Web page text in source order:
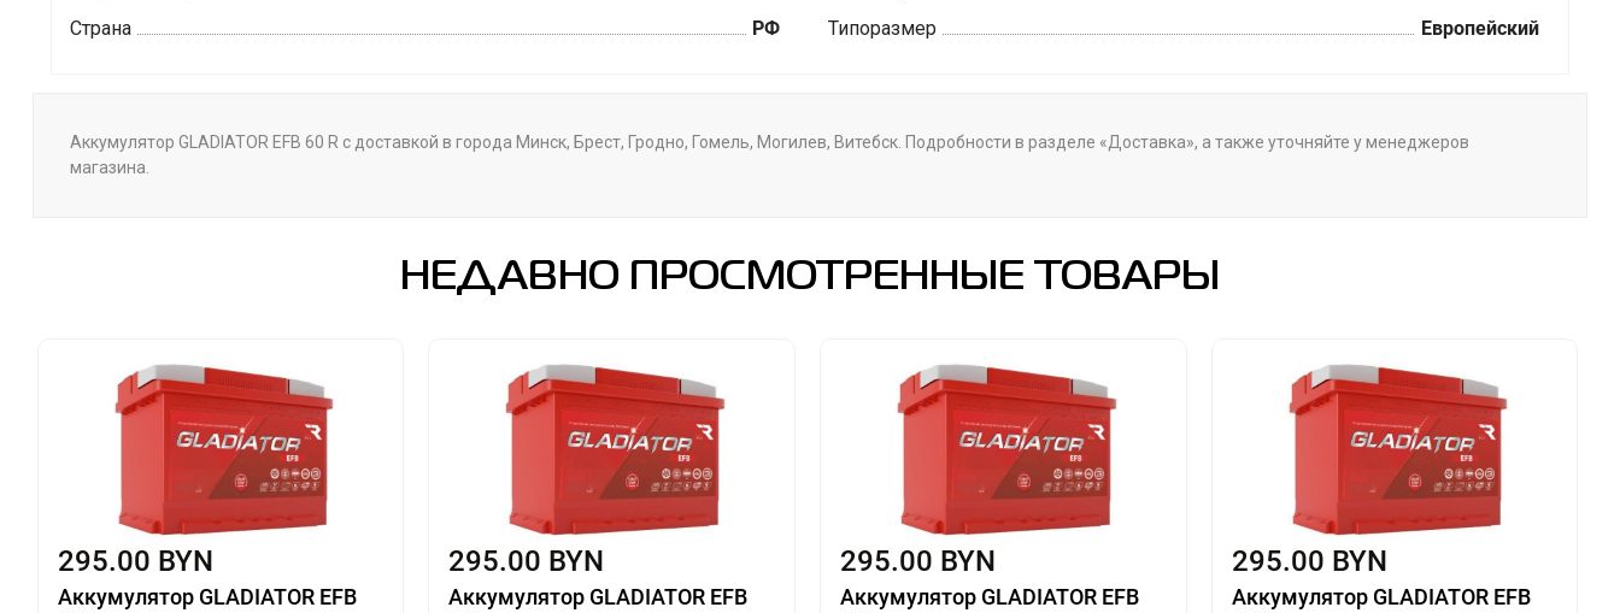
Страна
РФ Типоразмер Европейский
Аккумулятор GLADIATOR EFB 60 R с доставкой в города Минск, Брест, Гродно, Гомель, Могилев, Витебск. Подробности в разделе «Доставка», а также уточняйте у менеджеров
магазина.
НЕДАВНО ПРОСМОТРЕННЫЕ ТОВАРЫ
295.00 BYN
Аккумулятор GLADIATOR EFB
295.00 BYN
Аккумулятор GLADIATOR EFB
295.00 BYN
Аккумулятор GLADIATOR EFB
295.00 BYN
Аккумулятор GLADIATOR EFB